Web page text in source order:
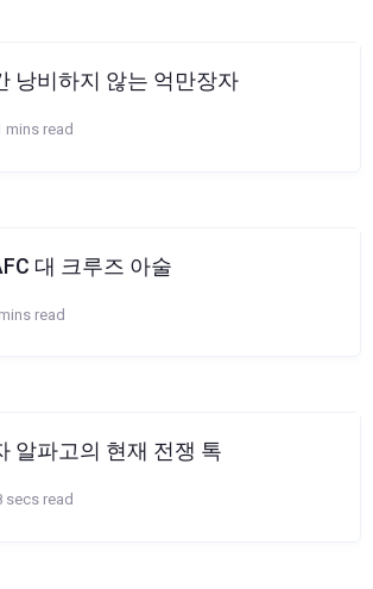
낭비하지 않는 억만장자
mins read
대 크루즈 아술
read
알파고의 현재 전쟁 톡
secs read